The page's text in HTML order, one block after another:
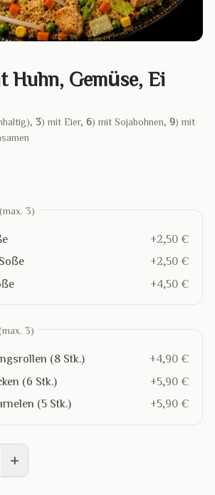
Huhn, Gemüse, Ei
3) mit Eier,6) mit Sojabohnen,9) mit
(max. 3)
+2,50 €
+2,50 €
+4,50 €
3)
(8 Stk.)
+4,90 €
(6 Stk.)
+5,90 €
(5 Stk.)
+5,90 €
+